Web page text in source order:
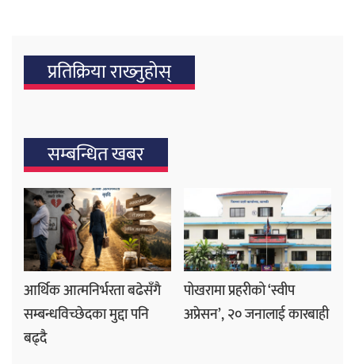
प्रतिक्रिया राख्‍नुहोस्
सम्बन्धित खबर
आर्थिक आत्मनिर्भरता बढेसँगै
सम्बन्धविच्छेदका मुद्दा पनि
बढ्दै
पोखरामा प्रहरीको ‘स्वीप
अप्रेसन’, २० जनालाई कारबाही